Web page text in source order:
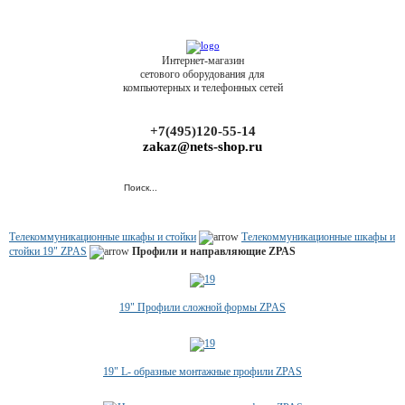
Интернет-магазин
сетового оборудования для
компьютерных и телефонных сетей
+7(495)120-55-14
zakaz@nets-shop.ru
Телекоммуникационные шкафы и стойки
Телекоммуникационные шкафы и
стойки 19" ZPAS
Профили и направляющие ZPAS
19" Профили сложной формы ZPAS
19" L- образные монтажные профили ZPAS